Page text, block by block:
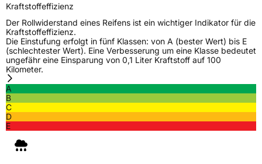
Kraftstoffeffizienz
Der Rollwiderstand eines Reifens ist ein wichtiger Indikator für die
Kraftstoffeffizienz.
Die Einstufung erfolgt in fünf Klassen: von A (bester Wert) bis E
(schlechtester Wert). Eine Verbesserung um eine Klasse bedeutet
ungefähr eine Einsparung von 0,1 Liter Kraftstoff auf 100
Kilometer.
A
B
C
D
E